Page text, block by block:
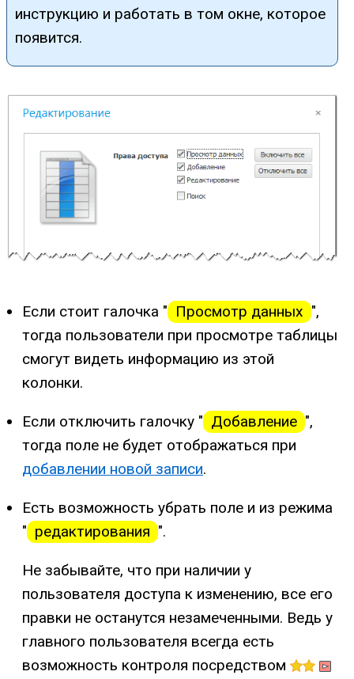
инструкцию и работать в том окне, которое
появится.
Если стоит галочка " Просмотр данных ",
тогда пользователи при просмотре таблицы
смогут видеть информацию из этой
колонки.
Если отключить галочку " Добавление ",
тогда поле не будет отображаться при
добавлении новой записи.
Есть возможность убрать поле и из режима
" редактирования ".
Не забывайте, что при наличии у
пользователя доступа к изменению, все его
правки не останутся незамеченными. Ведь у
главного пользователя всегда есть
возможность контроля посредством